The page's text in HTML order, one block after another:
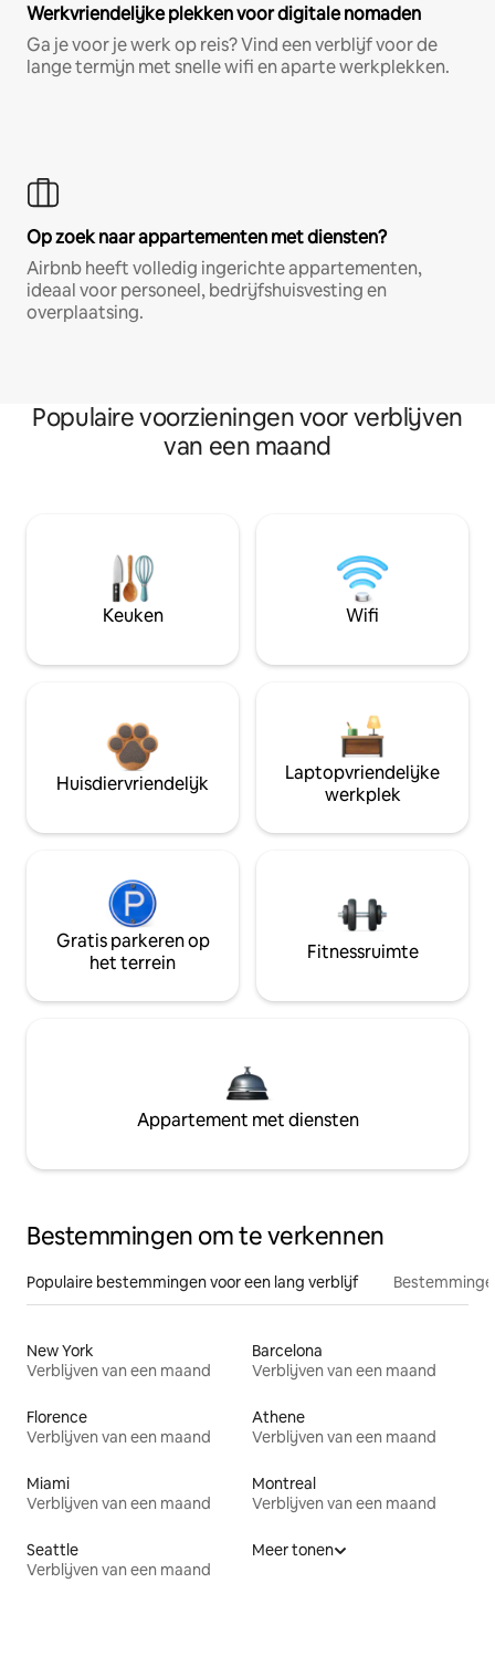
Werkvriendelijke plekken voor digitale nomaden
Ga je voor je werk op reis? Vind een verblijf voor de
lange termijn met snelle wifi en aparte werkplekken.
Op zoek naar appartementen met diensten?
Airbnb heeft volledig ingerichte appartementen,
ideaal voor personeel, bedrijfshuisvesting en
overplaatsing.
Populaire voorzieningen voor verblijven
van een maand
Keuken Wifi
Huisdiervriendelijk
Laptopvriendelijke
werkplek
Gratis parkeren op
het terrein
Fitnessruimte
Appartement met diensten
Bestemmingen om te verkennen
Populaire bestemmingen voor een lang verblijf
New York
Verblijven van een maand
Barcelona
Verblijven van een maand
Florence
Verblijven van een maand
Athene
Verblijven van een maand
Miami
Verblijven van een maand
Montreal
Verblijven van een maand
Seattle
Verblijven van een maand
Meer tonen